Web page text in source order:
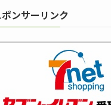
ンサーリンク